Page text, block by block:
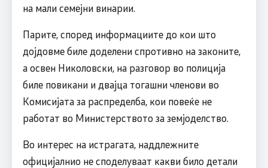
на мали семејни винарии.
Парите, според информациите до кои што
дојдовме биле доделени спротивно на законите,
а освен Николовски, на разговор во полиција
биле повикани и двајца тогашни членови во
Комисијата за распределба, кои повеќе не
работат во Министерството за земјоделство.
Во интерес на истрагата, наддлежните
официјалнио не споделуваат какви било детали